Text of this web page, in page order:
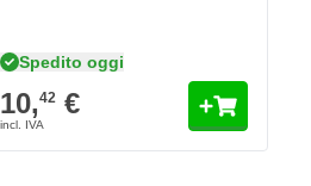
Spedito oggi
10,42 €